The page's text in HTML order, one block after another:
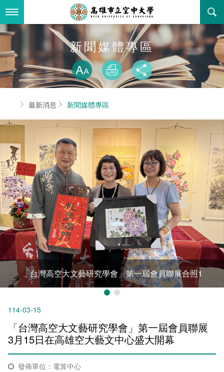
到
要
內最新消息
全部公告
教務公告
學系公告
活動研習
招標徵才
歷史訊息
新聞媒體專區
校園行事曆
報名系統
線上報名
線上報名查詢
關於本校
空大簡介
立案證明
空大有利的學習條件
組織架構
環境設備
本校位置
資訊圖像化專區
校內分機(pdf)
活動花絮
影音資訊
行政單位
行政單位簡介
校長室
教務處註冊組
教務處課務組
學習指導中心
輔導處
研發處
秘書處事務組
秘書處出納組
秘書處文書組
學術單位
通識教育中心
工商管理學系
法律學系
大眾傳播學系
外國語文學系
文化藝術學系
科技管理學系
健康管理與促進學系
其他好站
國內外開放課程
資訊相關法規
校務資訊
招生資訊
新生報名
在學資訊
校務系統
課程大綱
網路選課
網路教學 3.0 (111-2學期啟用)
校園行事曆
校內系統
資訊服務線上報修系統
消耗品申請
會計預警及請購系統
教室‧會議室預約系統
線上報修最新消息
問卷調查
法令規章
書表下載
政府公開資訊
常見問答
EN
新聞媒體專區
略過字型切
放大
列印 分享
首頁最新消息 新聞媒體專區
「台灣高空大文藝研究學會」第一屆會員聯展合照1
114-03-15
「台灣高空大文藝研究學會」第一屆會員聯展
3月15日在高雄空大藝文中心盛大開幕
發佈單位：電算中心